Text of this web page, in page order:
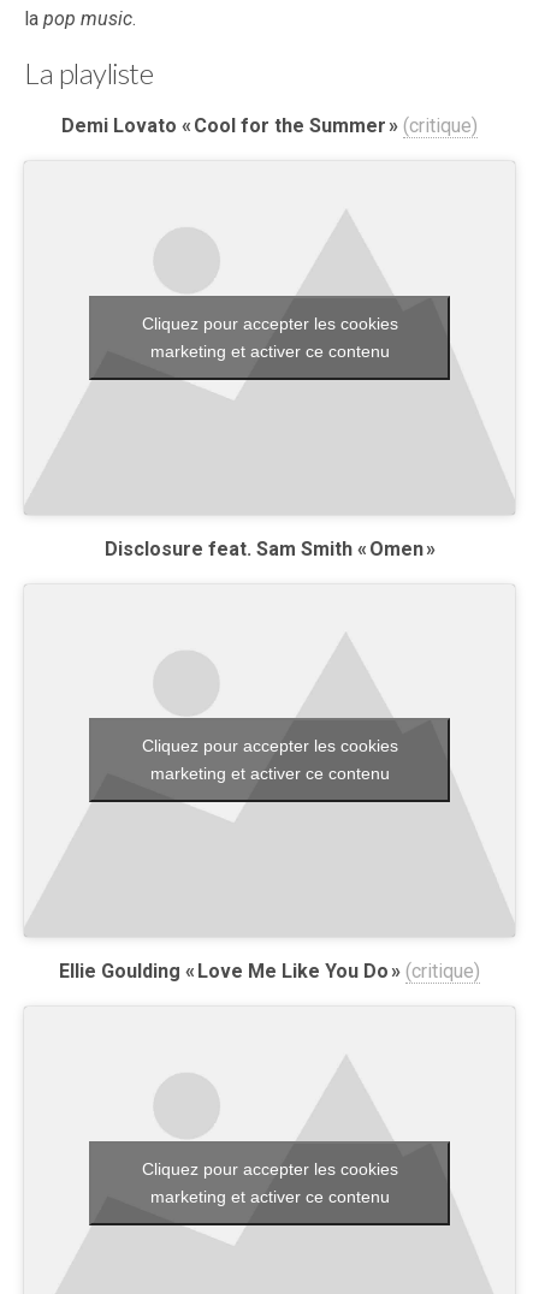
la pop music.
La playliste
Demi Lovato « Cool for the Summer » (critique)
Cliquez pour accepter les cookies
marketing et activer ce contenu
Disclosure feat. Sam Smith « Omen »
Cliquez pour accepter les cookies
marketing et activer ce contenu
Ellie Goulding « Love Me Like You Do » (critique)
Cliquez pour accepter les cookies
marketing et activer ce contenu